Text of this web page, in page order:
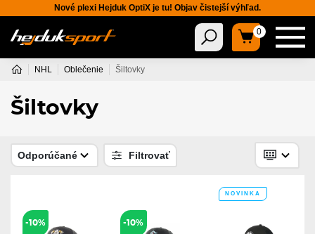
Nové plexi Hejduk OptiX je tu! Objav čistejší výhľad.
0
NHL Oblečenie Šiltovky
Šiltovky
Odporúčané Filtrovať
-10% -10%
NOVINKA